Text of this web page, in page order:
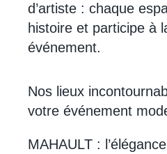
d’artiste : chaque
histoire et participe à
événement.
Nos lieux
votre événement
MAHAULT :